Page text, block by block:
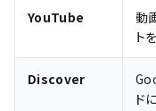
YouTube
動
ト
Discover
ド